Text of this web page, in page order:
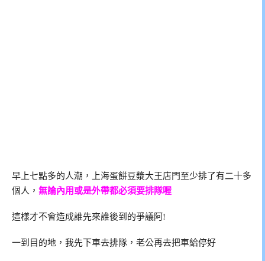
早上七點多的人潮，上海蛋餅豆漿大王店門至少排了有二十多
個人， 無論內用或是外帶都必須要排隊喔
這樣才不會造成誰先來誰後到的爭議阿!
一到目的地，我先下車去排隊，老公再去把車給停好